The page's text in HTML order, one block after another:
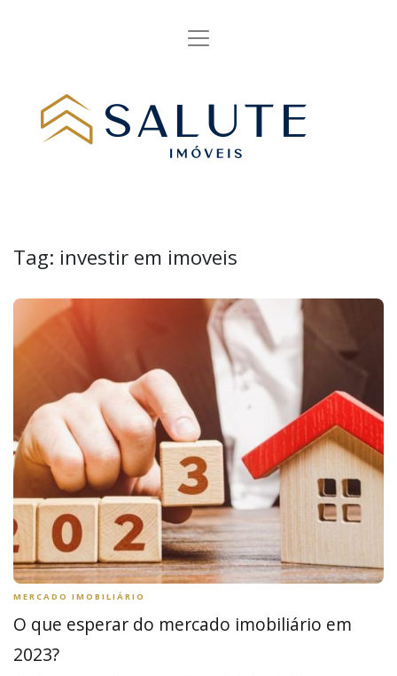
Tag: investir em imoveis
MERCADO IMOBILIÁRIO
O que esperar do mercado imobiliário em
2023?